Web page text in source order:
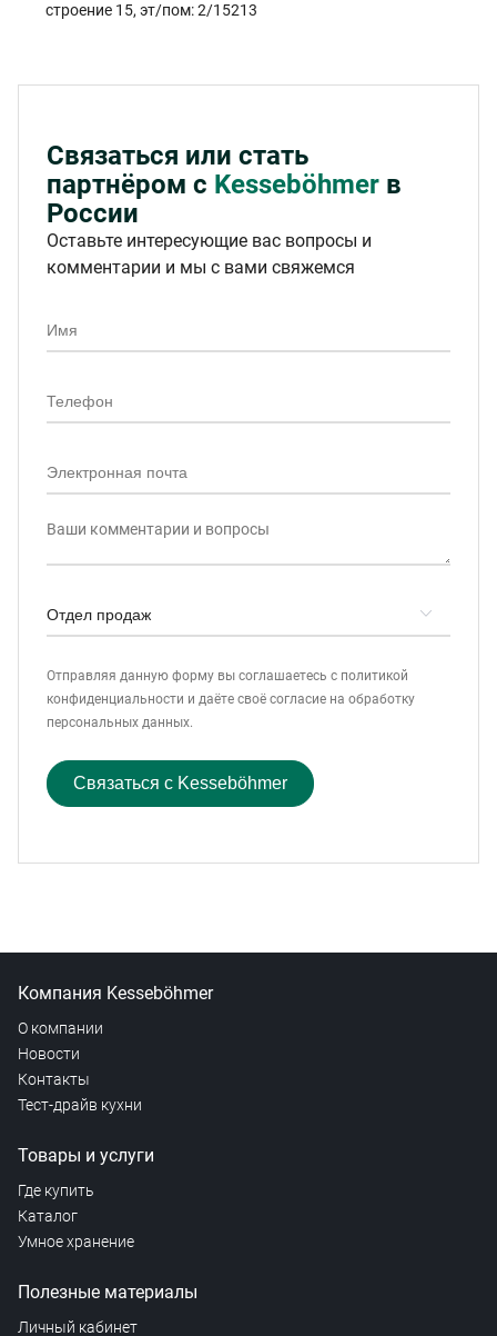
строение 15, эт/пом: 2/15213
Связаться или стать
партнёром с Kesseböhmer в
России
Оставьте интересующие вас вопросы и
комментарии и мы с вами свяжемся
Отправляя данную форму вы соглашаетесь с политикой
конфиденциальности и даёте своё согласие на обработку
персональных данных.
Связаться с Kesseböhmer
Компания Kesseböhmer
О компании
Новости
Контакты
Тест-драйв кухни
Товары и услуги
Где купить
Каталог
Умное хранение
Полезные материалы
Личный кабинет